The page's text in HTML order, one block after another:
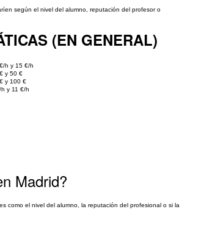
según el nivel del alumno, reputación del profesor o
(EN GENERAL)
h y 15 €/h
y 50 €
y 100 €
y 11 €/h
Madrid?
como el nivel del alumno, la reputación del profesional o si la